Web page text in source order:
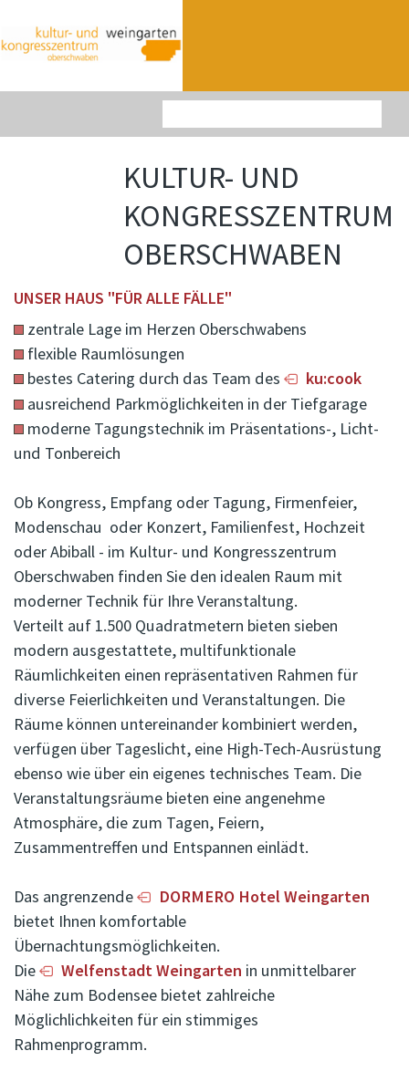
KULTUR- UND
KONGRESSZENTRUM
OBERSCHWABEN
UNSER HAUS "FÜR ALLE FÄLLE"
zentrale Lage im Herzen Oberschwabens
flexible Raumlösungen
bestes Catering durch das Team des
ku:cook
ausreichend Parkmöglichkeiten in der Tiefgarage
moderne Tagungstechnik im Präsentations-, Licht-
und Tonbereich
Ob Kongress, Empfang oder Tagung, Firmenfeier,
Modenschau oder Konzert, Familienfest, Hochzeit
oder Abiball - im Kultur- und Kongresszentrum
Oberschwaben finden Sie den idealen Raum mit
moderner Technik für Ihre Veranstaltung.
Verteilt auf 1.500 Quadratmetern bieten sieben
modern ausgestattete, multifunktionale
Räumlichkeiten einen repräsentativen Rahmen für
diverse Feierlichkeiten und Veranstaltungen. Die
Räume können untereinander kombiniert werden,
verfügen über Tageslicht, eine High-Tech-Ausrüstung
ebenso wie über ein eigenes technisches Team. Die
Veranstaltungsräume bieten eine angenehme
Atmosphäre, die zum Tagen, Feiern,
Zusammentreffen und Entspannen einlädt.
Das angrenzende
DORMERO Hotel Weingarten
bietet Ihnen komfortable
Übernachtungsmöglichkeiten.
Die
Welfenstadt Weingarten in unmittelbarer
Nähe zum Bodensee bietet zahlreiche
Möglichlichkeiten für ein stimmiges
Rahmenprogramm.